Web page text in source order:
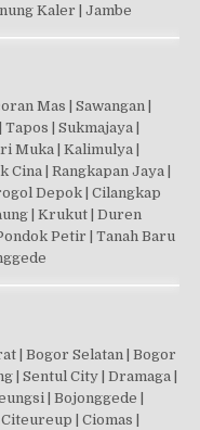
Kaler | Jambe
Mas | Sawangan |
| Sukmajaya |
Muka | Kalimulya |
| Rangkapan Jaya |
Depok | Cilangkap
| Krukut | Duren
Petir | Tanah Baru
| Bogor Selatan | Bogor
| Sentul City | Dramaga |
| Bojonggede |
| Ciomas |